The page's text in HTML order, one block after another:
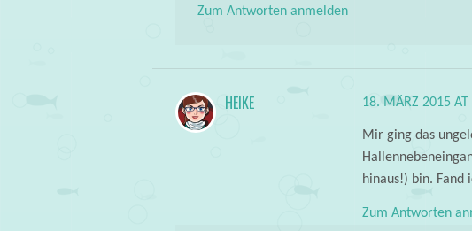
Zum Antworten anmelden
HEIKE 18. MÄRZ 2015 AT
Mir ging das
hinaus!) bin. Fand
Zum Antworten